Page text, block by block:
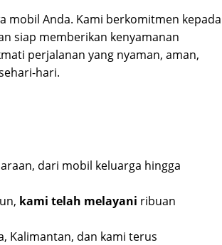
mobil Anda. Kami berkomitmen kepada
siap memberikan kenyamanan
perjalanan yang nyaman, aman,
hari.
dari mobil keluarga hingga
kami telah melayani ribuan
Kalimantan, dan kami terus